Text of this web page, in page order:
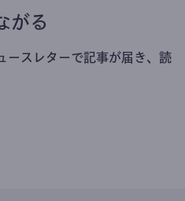
がる
ースレターで記事が届き、読